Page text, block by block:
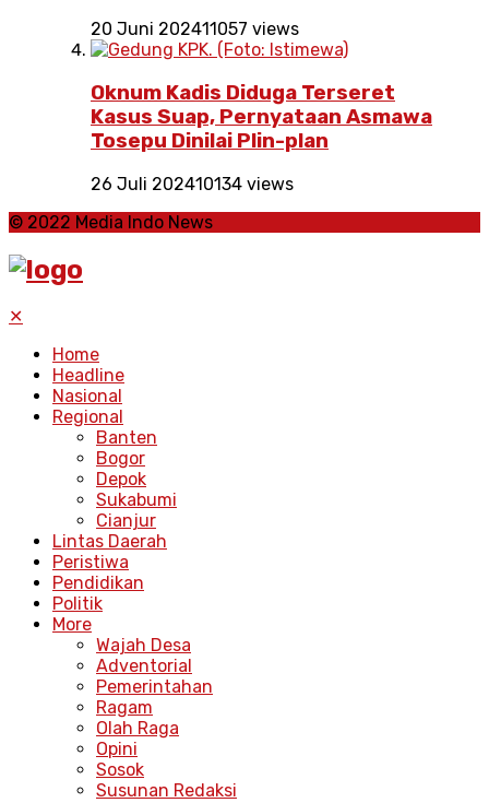
20 Juni 202411057 views
Oknum Kadis Diduga Terseret
Kasus Suap, Pernyataan Asmawa
Tosepu Dinilai Plin-plan
26 Juli 202410134 views
© 2022 Media Indo News
✕
Home
Headline
Nasional
Regional
Banten
Bogor
Depok
Sukabumi
Cianjur
Lintas Daerah
Peristiwa
Pendidikan
Politik
More
Wajah Desa
Adventorial
Pemerintahan
Ragam
Olah Raga
Opini
Sosok
Susunan Redaksi